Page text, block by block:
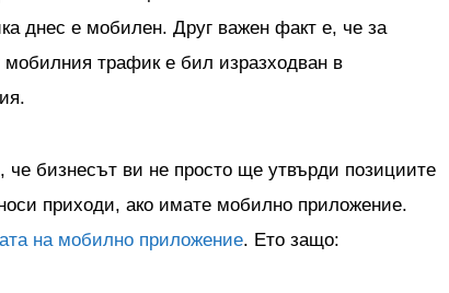
днес е мобилен. Друг важен факт е, че за
трафик е бил изразходван в
че бизнесът ви не просто ще утвърди позициите
приходи, ако имате мобилно приложение.
на мобилно приложение. Ето защо: